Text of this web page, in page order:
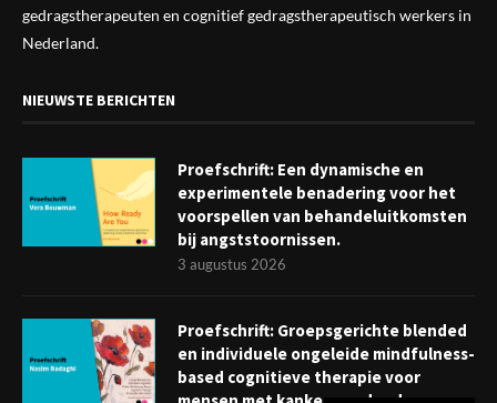
gedragstherapeuten en cognitief gedragstherapeutisch werkers in
Nederland.
NIEUWSTE BERICHTEN
Proefschrift: Een dynamische en
experimentele benadering voor het
voorspellen van behandeluitkomsten
bij angststoornissen.
3 augustus 2026
Proefschrift: Groepsgerichte blended
en individuele ongeleide mindfulness-
based cognitieve therapie voor